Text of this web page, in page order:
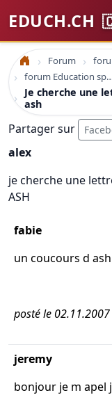
EDUCH.CH
Accueil Forum
forum Education
Je cherche une
ash
Partager sur
alex
je cherche une
ASH
fabie
un coucours d
posté le 02.11.2007
jeremy
bonjour je m apel